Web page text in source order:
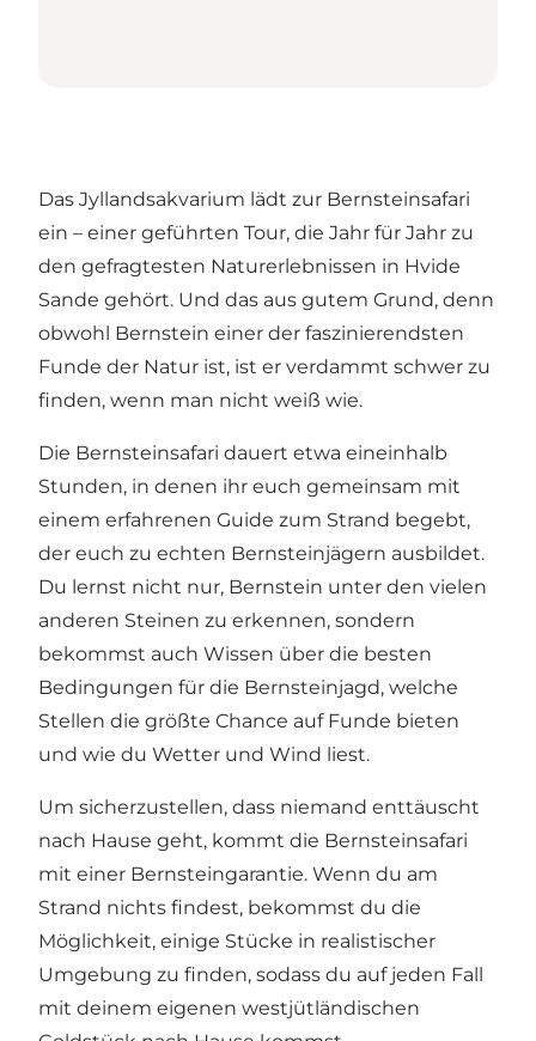
Das Jyllandsakvarium lädt zur Bernsteinsafari
ein – einer geführten Tour, die Jahr für Jahr zu
den gefragtesten Naturerlebnissen in Hvide
Sande gehört. Und das aus gutem Grund, denn
obwohl Bernstein einer der faszinierendsten
Funde der Natur ist, ist er verdammt schwer zu
finden, wenn man nicht weiß wie.
Die Bernsteinsafari dauert etwa eineinhalb
Stunden, in denen ihr euch gemeinsam mit
einem erfahrenen Guide zum Strand begebt,
der euch zu echten Bernsteinjägern ausbildet.
Du lernst nicht nur, Bernstein unter den vielen
anderen Steinen zu erkennen, sondern
bekommst auch Wissen über die besten
Bedingungen für die Bernsteinjagd, welche
Stellen die größte Chance auf Funde bieten
und wie du Wetter und Wind liest.
Um sicherzustellen, dass niemand enttäuscht
nach Hause geht, kommt die Bernsteinsafari
mit einer Bernsteingarantie. Wenn du am
Strand nichts findest, bekommst du die
Möglichkeit, einige Stücke in realistischer
Umgebung zu finden, sodass du auf jeden Fall
mit deinem eigenen westjütländischen